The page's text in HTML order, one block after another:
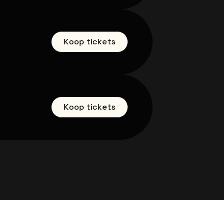
Koop tickets
Koop tickets